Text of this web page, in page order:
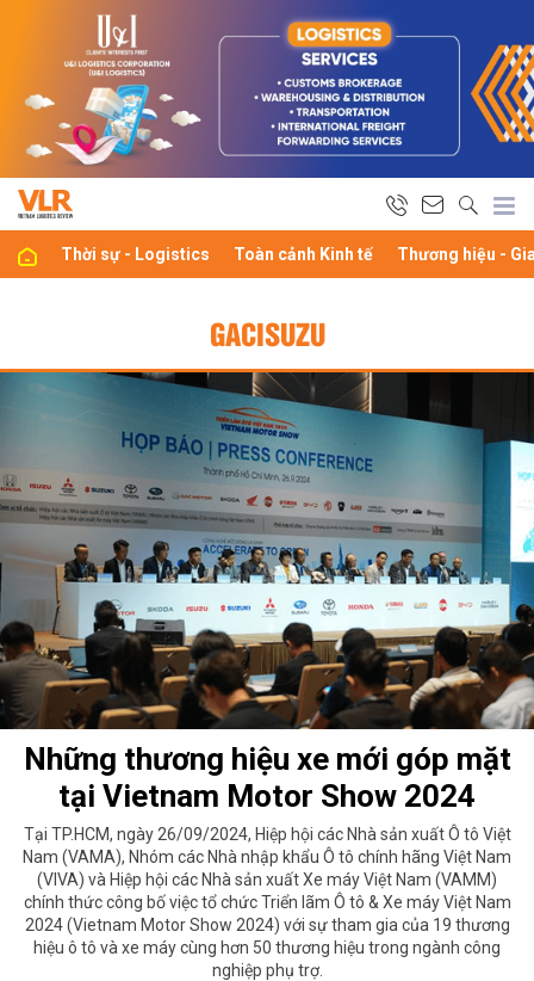
Thời sự - Logistics Toàn cảnh Kinh tế Thương hiệu -
GACISUZU
Những thương hiệu xe mới góp mặt
tại Vietnam Motor Show 2024
Tại TP.HCM, ngày 26/09/2024, Hiệp hội các Nhà sản xuất Ô tô Việt
Nam (VAMA), Nhóm các Nhà nhập khẩu Ô tô chính hãng Việt Nam
(VIVA) và Hiệp hội các Nhà sản xuất Xe máy Việt Nam (VAMM)
chính thức công bố việc tổ chức Triển lãm Ô tô & Xe máy Việt Nam
2024 (Vietnam Motor Show 2024) với sự tham gia của 19 thương
hiệu ô tô và xe máy cùng hơn 50 thương hiệu trong ngành công
nghiệp phụ trợ.